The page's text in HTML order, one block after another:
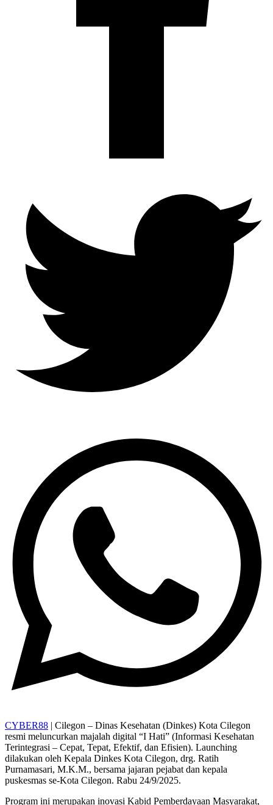
CYBER88 | Cilegon – Dinas Kesehatan (Dinkes) Kota Cilegon
resmi meluncurkan majalah digital “I Hati” (Informasi Kesehatan
Terintegrasi – Cepat, Tepat, Efektif, dan Efisien). Launching
dilakukan oleh Kepala Dinkes Kota Cilegon, drg. Ratih
Purnamasari, M.K.M., bersama jajaran pejabat dan kepala
puskesmas se-Kota Cilegon. Rabu 24/9/2025.
Program ini merupakan inovasi Kabid Pemberdayaan Masyarakat,